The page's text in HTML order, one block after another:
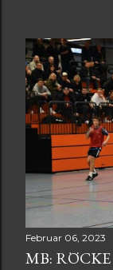
Februar 06, 2023
MB: